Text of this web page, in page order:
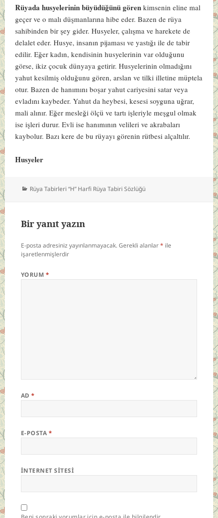
Rüyada husyelerinin büyüdüğünü gören kimsenin eline mal
geçer ve o malı düşmanlarına hibe eder. Bazen de rüya
sahibinden bir şey gider. Husyeler, çalışma ve harekete de
delalet eder. Husye, insanın pijaması ve yastığı ile de tabir
edilir. Eğer kadın, kendisinin husyelerinin var olduğunu
görse, ikiz çocuk dünyaya getirir. Husyelerinin olmadığını
yahut kesilmiş olduğunu gören, arslan ve tilki illetine müptela
otur. Bazen de hanımını boşar yahut cariyesini satar veya
evladını kaybeder. Yahut da heybesi, kesesi soyguna uğrar,
mali alınır. Eğer mesleği ölçü ve tartı işleriyle meşgul olmak
ise işleri durur. Evli ise hanımının velileri ve akrabaları
kaybolur. Bazı kere de bu rüyayı görenin rütbesi alçaltılır.
Husyeler
Kategoriler
Rüya Tabirleri “H” Harfi Rüya Tabiri Sözlüğü
Bir yanıt yazın
E-posta adresiniz yayınlanmayacak.Gerekli alanlar* ile
işaretlenmişlerdir
YORUM *
AD*
E-POSTA *
İNTERNET SITESI